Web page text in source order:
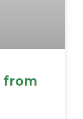
from